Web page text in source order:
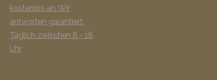
kostenlos an. Wir
antworten garantiert.
Täglich zwischen 8 - 18
Uhr